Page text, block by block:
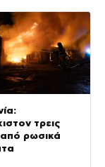
τρεις
από ρωσικά